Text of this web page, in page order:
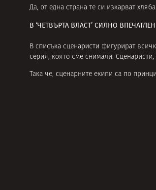
Да, от една страна те си изкарват
В ‘ЧЕТВЪРТА ВЛАСТ’ СИЛНО
В списъка сценаристи фигурират
серия, която сме снимали.
Така че, сценарните екипи са по